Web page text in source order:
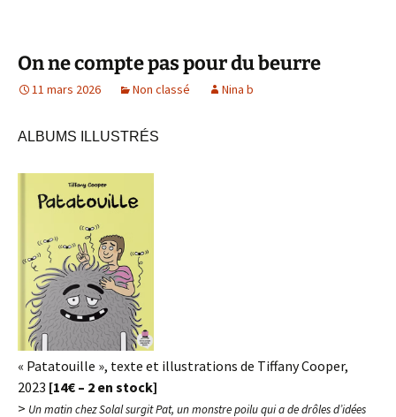
On ne compte pas pour du beurre
11 mars 2026 Non classé Nina b
ALBUMS ILLUSTRÉS
« Patatouille », texte et illustrations de Tiffany Cooper,
2023 [14€ – 2 en stock]
> Un matin chez Solal surgit Pat, un monstre poilu qui a de drôles d’idées